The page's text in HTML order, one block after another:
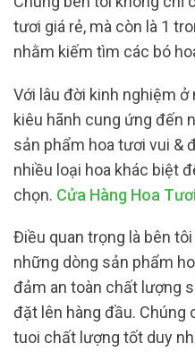
tươi giá rẻ, mà còn là 1
nhằm kiếm tìm các bó
Với lâu đời kinh nghiệm
kiêu hãnh cung ứng đến
sản phẩm hoa tươi vui &
nhiều loại hoa khác biệt
chọn. Cửa Hàng Hoa
Điều quan trọng là bên
những dòng sản phẩm
đảm an toàn chất lượng
đặt lên hàng đầu. Chúng
tuoi chất lượng tốt duy